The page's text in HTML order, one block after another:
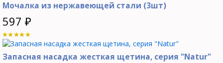
Мочалка из нержавеющей стали (3шт)
597 ₽
Запасная насадка жесткая щетина, серия "Natur"